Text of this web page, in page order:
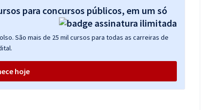
para concursos públicos, em um só
São mais de 25 mil cursos para todas as carreiras de
hoje